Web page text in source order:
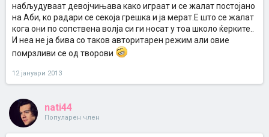
набљудуваат девојчињава како играат и се жалат постојано
на Аби, ко радари се секоја грешка и ја мерат.Е што се жалат
кога они по сопствена волја си ги носат у тоа школо ќерките..
И неа не ја бива со таков авторитарен режим али овие
помрзливи се од творови
12 јануари 2013
nati44
Популарен член